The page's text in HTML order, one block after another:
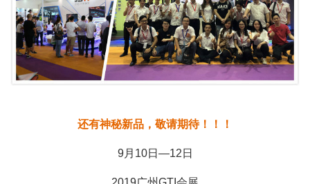
还有神秘新品，敬请期待！！！
9月10日—12日